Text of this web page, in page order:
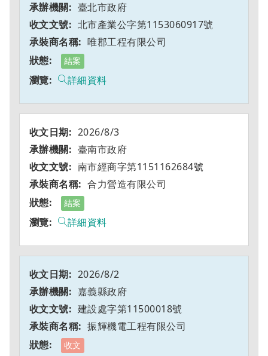
臺北市政府
北市產業公字第1153060917號
唯郡工程有限公司
結案
詳細資料
2026/8/3
臺南市政府
南市經商字第1151162684號
合力營造有限公司
結案
詳細資料
2026/8/2
嘉義縣政府
建設處字第11500018號
振輝機電工程有限公司
收文